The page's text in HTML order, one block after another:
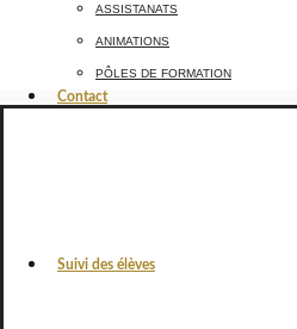
Contact
Suivi des élèves
ASSISTANATS
ANIMATIONS
PÔLES DE FORMATION